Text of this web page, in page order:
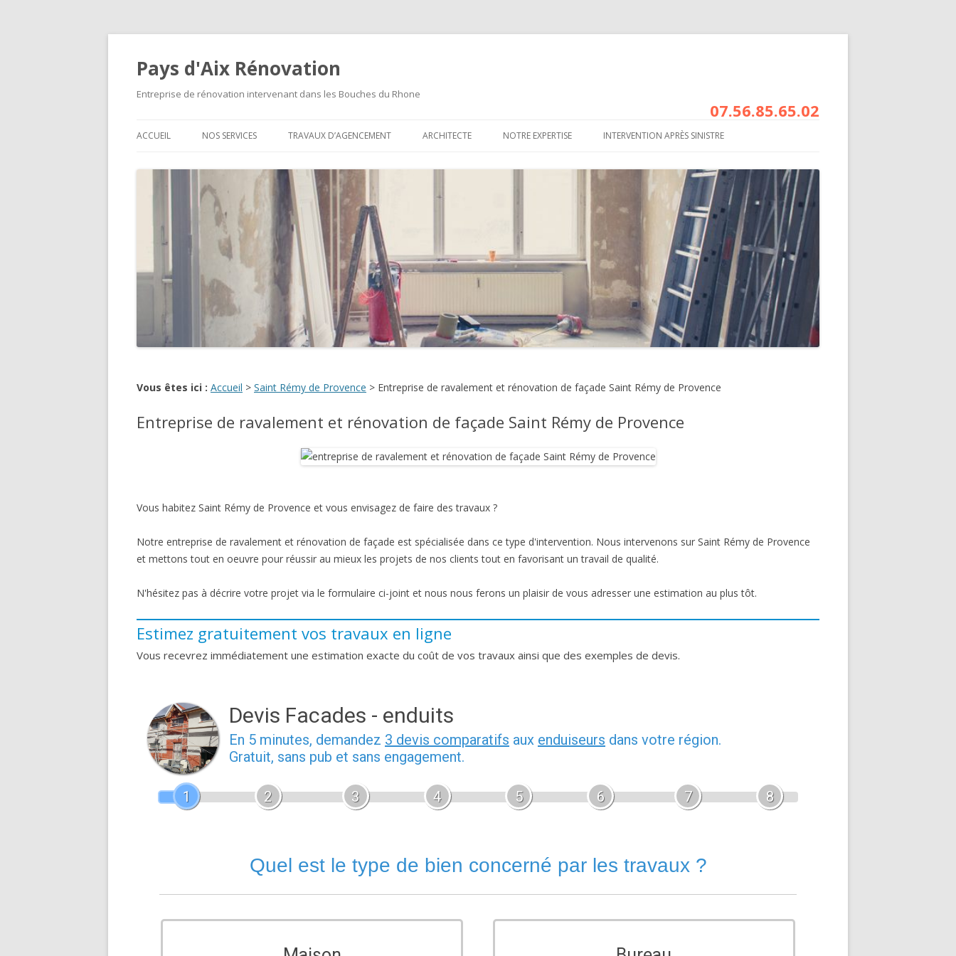
Pays d'Aix Rénovation
Entreprise de rénovation intervenant dans les Bouches du Rhone
07.56.85.65.02
ACCUEIL NOS SERVICES TRAVAUX D’AGENCEMENT ARCHITECTE NOTRE EXPERTISE INTERVENTION APRÈS SINISTRE
Vous êtes ici : Accueil > Saint Rémy de Provence > Entreprise de ravalement et rénovation de façade Saint Rémy de Provence
Entreprise de ravalement et rénovation de façade Saint Rémy de Provence
Vous habitez Saint Rémy de Provence et vous envisagez de faire des travaux ?
Notre entreprise de ravalement et rénovation de façade est spécialisée dans ce type d'intervention. Nous intervenons sur Saint Rémy de Provence
et mettons tout en oeuvre pour réussir au mieux les projets de nos clients tout en favorisant un travail de qualité.
N'hésitez pas à décrire votre projet via le formulaire ci-joint et nous nous ferons un plaisir de vous adresser une estimation au plus tôt.
Estimez gratuitement vos travaux en ligne
Vous recevrez immédiatement une estimation exacte du coût de vos travaux ainsi que des exemples de devis.
Devis Facades - enduits
En 5 minutes, demandez 3 devis comparatifs aux enduiseurs dans votre région.
Gratuit, sans pub et sans engagement.
1 2 3 4 5 6 7 8
Quel est le type de bien concerné par les travaux ?